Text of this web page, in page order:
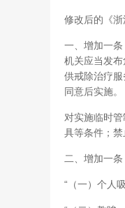
修改后的《浙
一、增加一
机关应当发
供戒除治疗
同意后实施。
对实施临时
具等条件；禁
二、增加一
“（一）个人